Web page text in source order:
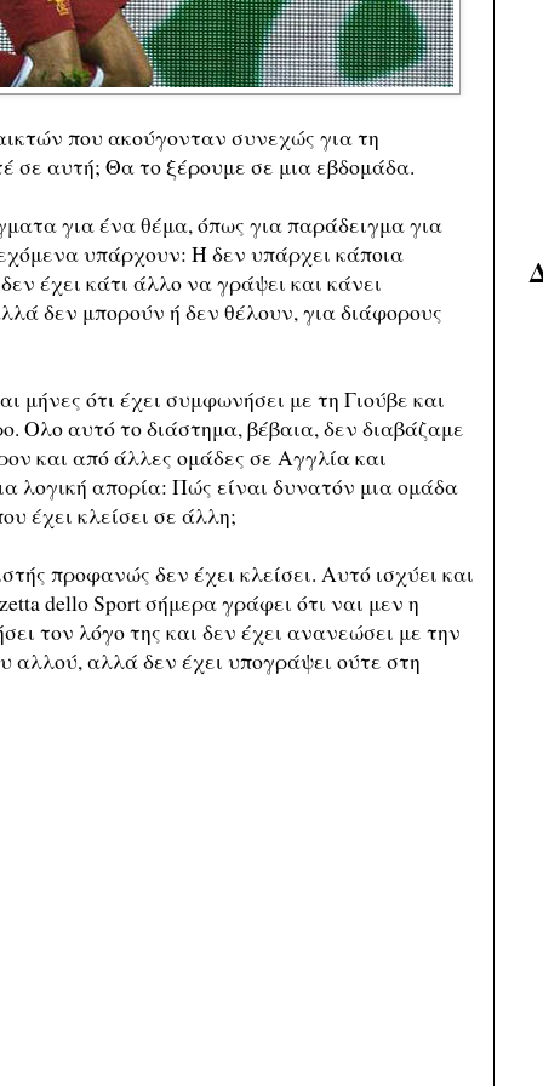
που ακούγονταν συνεχώς για τη
σε αυτή; Θα το ξέρουμε σε μια εβδομάδα.
για ένα θέμα, όπως για παράδειγμα για
υπάρχουν: Ή δεν υπάρχει κάποια
έχει κάτι άλλο να γράψει και κάνει
δεν μπορούν ή δεν θέλουν, για διάφορους
μήνες ότι έχει συμφωνήσει με τη Γιούβε και
Ολο αυτό το διάστημα, βέβαια, δεν διαβάζαμε
και από άλλες ομάδες σε Αγγλία και
λογική απορία: Πώς είναι δυνατόν μια ομάδα
έχει κλείσει σε άλλη;
προφανώς δεν έχει κλείσει. Αυτό ισχύει και
dello Sport σήμερα γράφει ότι ναι μεν η
τον λόγο της και δεν έχει ανανεώσει με την
αλλού, αλλά δεν έχει υπογράψει ούτε στη